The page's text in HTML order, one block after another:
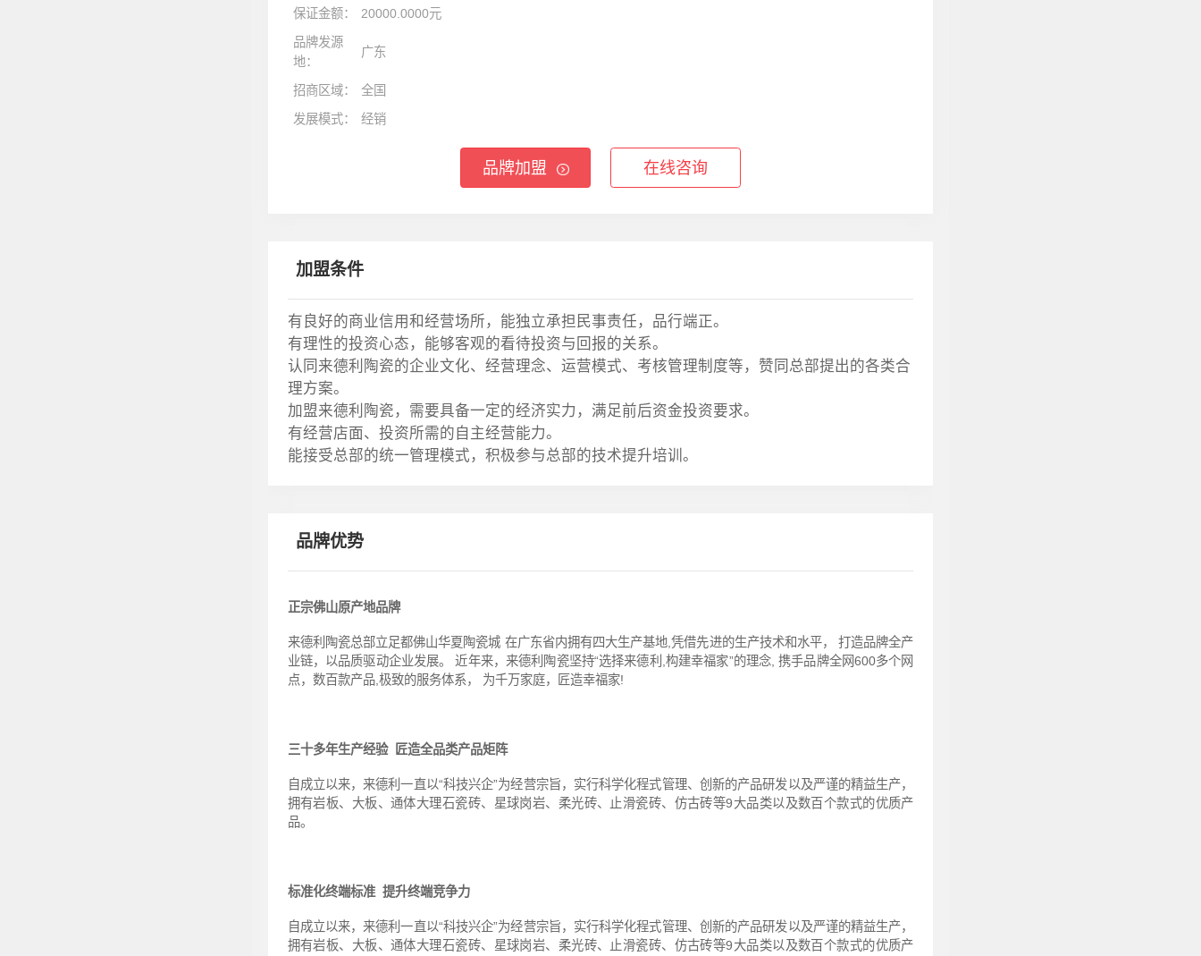
保证金额：
20000.0000元
品牌发源
地：
广东
招商区域：
全国
发展模式：
经销
品牌加盟 在线咨询
加盟条件
有良好的商业信用和经营场所，能独立承担民事责任，品行端正。
有理性的投资心态，能够客观的看待投资与回报的关系。
认同来德利陶瓷的企业文化、经营理念、运营模式、考核管理制度等，赞同总部提出的各类合
理方案。
加盟来德利陶瓷，需要具备一定的经济实力，满足前后资金投资要求。
有经营店面、投资所需的自主经营能力。
能接受总部的统一管理模式，积极参与总部的技术提升培训。
品牌优势
正宗佛山原产地品牌
来德利陶瓷总部立足都佛山华夏陶瓷城 在广东省内拥有四大生产基地,凭借先进的生产技术和水平， 打造品牌全产
业链，以品质驱动企业发展。 近年来，来德利陶瓷坚持“选择来德利,构建幸福家”的理念, 携手品牌全网600多个网
点，数百款产品,极致的服务体系， 为千万家庭，匠造幸福家!
三十多年生产经验 匠造全品类产品矩阵
自成立以来，来德利一直以“科技兴企”为经营宗旨，实行科学化程式管理、创新的产品研发以及严谨的精益生产，
拥有岩板、大板、通体大理石瓷砖、星球岗岩、柔光砖、止滑瓷砖、仿古砖等9大品类以及数百个款式的优质产
品。
标准化终端标准 提升终端竞争力
自成立以来，来德利一直以“科技兴企”为经营宗旨，实行科学化程式管理、创新的产品研发以及严谨的精益生产，
拥有岩板、大板、通体大理石瓷砖、星球岗岩、柔光砖、止滑瓷砖、仿古砖等9大品类以及数百个款式的优质产